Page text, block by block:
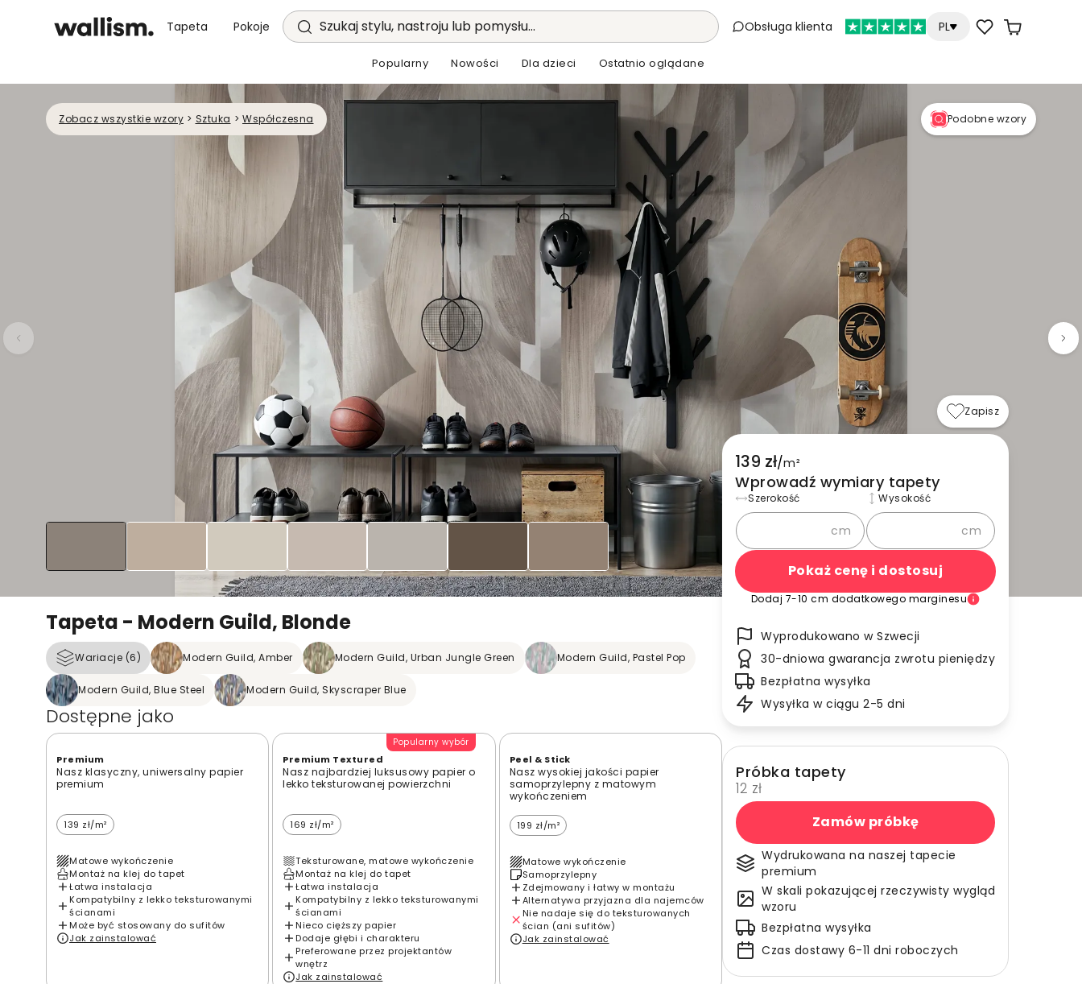
Tapeta Pokoje Szukaj stylu, nastroju lub pomysłu... Obsługa klienta PL
Popularny Nowości Dla dzieci Ostatnio oglądane
Zobacz wszystkie wzory > Sztuka > Współczesna Podobne wzory
Tapeta - Modern Guild, Blonde
Wariacje (6) Modern Guild, Amber Modern Guild, Urban Jungle Green Modern Guild, Pastel Pop
Modern Guild, Blue Steel Modern Guild, Skyscraper Blue
Dostępne jako
Premium
Nasz klasyczny, uniwersalny papier
premium
139 zł/m²
Matowe wykończenie
Montaż na klej do tapet
Łatwa instalacja
Kompatybilny z lekko teksturowanymi
ścianami
Może być stosowany do sufitów
Jak zainstalować
Popularny wybór
Premium Textured
Nasz najbardziej luksusowy papier o
lekko teksturowanej powierzchni
169 zł/m²
Teksturowane, matowe wykończenie
Montaż na klej do tapet
Łatwa instalacja
Kompatybilny z lekko teksturowanymi
ścianami
Nieco cięższy papier
Dodaje głębi i charakteru
Preferowane przez projektantów
wnętrz
Jak zainstalować
Peel & Stick
Nasz wysokiej jakości papier
samoprzylepny z matowym
wykończeniem
199 zł/m²
Matowe wykończenie
Samoprzylepny
Zdejmowany i łatwy w montażu
Alternatywa przyjazna dla najemców
Nie nadaje się do teksturowanych
ścian (ani sufitów)
Jak zainstalować
Zapisz
139 zł/m²
Wprowadź wymiary tapety
Szerokość
cm
Wysokość
cm
Pokaż cenę i dostosuj
Dodaj 7-10 cm dodatkowego marginesu
Wyprodukowano w Szwecji
30-dniowa gwarancja zwrotu pieniędzy
Bezpłatna wysyłka
Wysyłka w ciągu 2-5 dni
Próbka tapety
12 zł
Zamów próbkę
Wydrukowana na naszej tapecie
premium
W skali pokazującej rzeczywisty wygląd
wzoru
Bezpłatna wysyłka
Czas dostawy 6-11 dni roboczych